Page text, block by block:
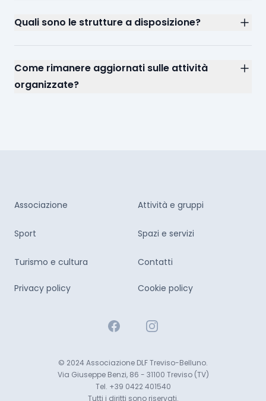
Quali sono le strutture a disposizione?
Come rimanere aggiornati sulle attività
organizzate?
Associazione
Sport
Turismo e cultura
Attività e gruppi
Spazi e servizi
Contatti
Privacy policy Cookie policy
FacebookInstagram
© 2024 Associazione DLF Treviso-Belluno.
Via Giuseppe Benzi, 86 - 31100 Treviso (TV)
Tel. +39 0422 401540
Tutti i diritti sono riservati.